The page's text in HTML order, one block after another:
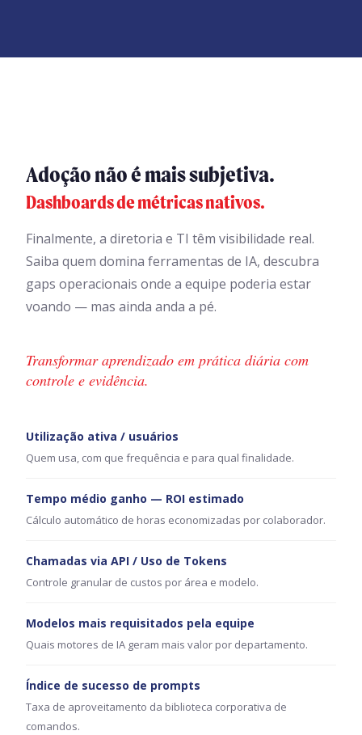
Adoção não é mais subjetiva.
Dashboards de métricas nativos.
Finalmente, a diretoria e TI têm visibilidade real.
Saiba quem domina ferramentas de IA, descubra
gaps operacionais onde a equipe poderia estar
voando — mas ainda anda a pé.
Transformar aprendizado em prática diária com
controle e evidência.
Utilização ativa / usuários
Quem usa, com que frequência e para qual finalidade.
Tempo médio ganho — ROI estimado
Cálculo automático de horas economizadas por colaborador.
Chamadas via API / Uso de Tokens
Controle granular de custos por área e modelo.
Modelos mais requisitados pela equipe
Quais motores de IA geram mais valor por departamento.
Índice de sucesso de prompts
Taxa de aproveitamento da biblioteca corporativa de
comandos.